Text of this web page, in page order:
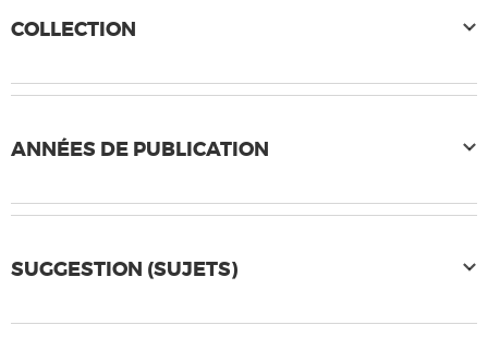
COLLECTION
ANNÉES DE PUBLICATION
SUGGESTION (SUJETS)